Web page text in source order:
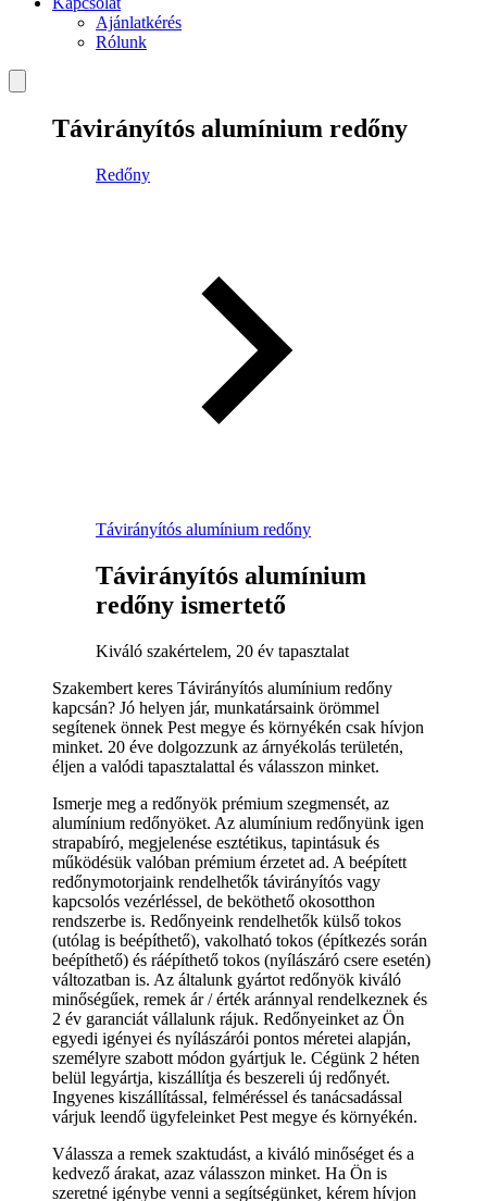
Ajánlatkérés
Rólunk
Távirányítós alumínium redőny
Redőny
Távirányítós alumínium redőny
Távirányítós alumínium
redőny ismertető
Kiváló szakértelem, 20 év tapasztalat
Szakembert keres Távirányítós alumínium redőny
kapcsán? Jó helyen jár, munkatársaink örömmel
segítenek önnek Pest megye és környékén csak hívjon
minket. 20 éve dolgozzunk az árnyékolás területén,
éljen a valódi tapasztalattal és válasszon minket.
Ismerje meg a redőnyök prémium szegmensét, az
alumínium redőnyöket. Az alumínium redőnyünk igen
strapabíró, megjelenése esztétikus, tapintásuk és
működésük valóban prémium érzetet ad. A beépített
redőnymotorjaink rendelhetők távirányítós vagy
kapcsolós vezérléssel, de beköthető okosotthon
rendszerbe is. Redőnyeink rendelhetők külső tokos
(utólag is beépíthető), vakolható tokos (építkezés során
beépíthető) és ráépíthető tokos (nyílászáró csere esetén)
változatban is. Az általunk gyártot redőnyök kiváló
minőségűek, remek ár / érték aránnyal rendelkeznek és
2 év garanciát vállalunk rájuk. Redőnyeinket az Ön
egyedi igényei és nyílászárói pontos méretei alapján,
személyre szabott módon gyártjuk le. Cégünk 2 héten
belül legyártja, kiszállítja és beszereli új redőnyét.
Ingyenes kiszállítással, felméréssel és tanácsadással
várjuk leendő ügyfeleinket Pest megye és környékén.
Válassza a remek szaktudást, a kiváló minőséget és a
kedvező árakat, azaz válasszon minket. Ha Ön is
szeretné igénybe venni a segítségünket, kérem hívjon